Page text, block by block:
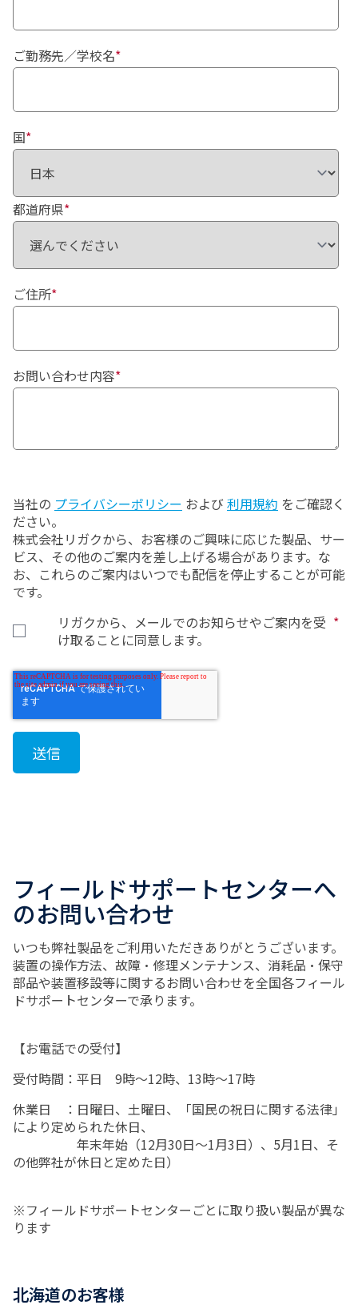
ご勤務先／学校名*
国*
都道府県*
ご住所*
お問い合わせ内容*
当社の プライバシーポリシー および 利用規約 をご確認く
ださい。
株式会社リガクから、お客様のご興味に応じた製品、サー
ビス、その他のご案内を差し上げる場合があります。な
お、これらのご案内はいつでも配信を停止することが可能
です。
リガクから、メールでのお知らせやご案内を受
け取ることに同意します。
*
フィールドサポートセンターへ
のお問い合わせ
いつも弊社製品をご利用いただきありがとうございます。
装置の操作方法、故障・修理メンテナンス、消耗品・保守
部品や装置移設等に関するお問い合わせを全国各フィール
ドサポートセンターで承ります。
【お電話での受付】
受付時間：平日 9時～12時、13時～17時
休業日 ：日曜日、土曜日、「国民の祝日に関する法律」
により定められた休日、
年末年始（12月30日～1月3日）、5月1日、そ
の他弊社が休日と定めた日）
※フィールドサポートセンターごとに取り扱い製品が異な
ります
北海道のお客様